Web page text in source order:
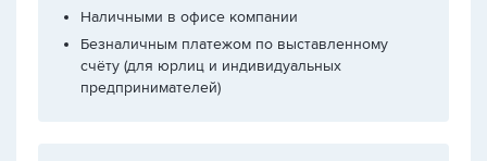
Наличными в офисе компании
Безналичным платежом по выставленному
счёту (для юрлиц и индивидуальных
предпринимателей)